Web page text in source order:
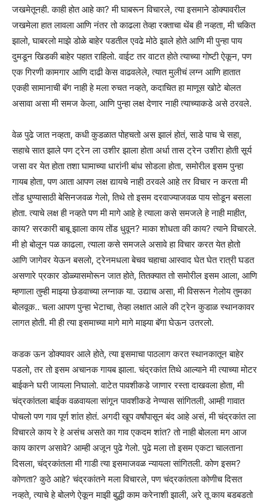
जखमेतूनही. काही होत आहे का? मी घाबरून विचारले, त्या इसमाने डोक्यावरील
जखमेला हात लावला आणि नंतर तो काढला तेव्हा रक्ताचा थेंब ही नव्हता, मी चकित
झालो, घाबरलो माझे डोळे बाहेर पडतील एवढे मोठे झाले होते आणि मी पुन्हा पाय
दुमडून खिडकी बाहेर पहात राहिलो. वाईट तर वाटत होते त्याच्या गोष्टी ऐकून, पण
एक गिरणी कामगार आणि दाढी केस वाढवलेले, त्यात मुलीचं लग्न आणि हातात
एकही सामानाची बॅग नाही हे मला रुचत नव्हते, कदाचित हा माणूस खोटे बोलत
असावा असा मी समज केला, आणि पुन्हा लक्ष देणार नाही त्याच्याकडे असे ठरवले.
वेळ पुढे जात नव्हता, कधी कुडळात पोहचतो अस झालं होतं, साडे पाच चे सहा,
सहाचे सात झाले पण ट्रेन ला उशीर झाला होता अर्धा तास ट्रेन उशीरा होती सूर्य
जसा वर येत होता तशा घामाच्या धारांनी बांध सोडला होता, समोरील इसम पुन्हा
गायब होता, पण आता आपण लक्ष द्यायचे नाही ठरवले आहे तर विचार न करता मी
तोंड धुण्यासाठी बेसिनजवळ गेलो, तिथे तो इसम दरवाज्याजवळ पाय सोडून बसला
होता. त्याचे लक्ष ही नव्हते पण मी मागे आहे हे त्याला कसे समजले हे नाही माहीत,
काय? सरकारी बाबू झाला काय तोंड धुवून? माका शोधता की काय? त्याने विचारले.
मी हो बोलून पळ काढला, त्याला कसे समजले असावे हा विचार करत येत होतो
आणि जागेवर येऊन बसलो, ट्रेनमधला बेचव चहाचा आस्वाद घेत घेत रात्री घडत
असणारे प्रकार डोळ्यासमोरून जात होते, तितक्यात तो समोरील इसम आला, आणि
म्हणाला तुम्ही माझ्या छेडवाच्या लग्नाक या. उद्याच असा, मी विसरून गेलोय तुमका
बोलवूक.. चला आपण पुन्हा भेटाचा, तेव्हा लक्षात आले की ट्रेन कुडाळ स्थानकावर
लागत होती. मी ही त्या इसमाच्या मागे मागे माझ्या बॅगा घेऊन उतरलो.
कडक ऊन डोक्यावर आले होते, त्या इसमाचा पाठलाग करत स्थानकातून बाहेर
पडलो, तर तो इसम अचानक गायब झाला. चंद्रकांत तिथे आल्याने मी त्याच्या मोटर
बाईकने घरी जायला निघालो. वाटेत पावशीकडे जाणार रस्ता दाखवला होता, मी
चंद्रकांतला बाईक वळवायला सांगून पावशीकडे नेण्यास सांगितली, आम्ही गावात
पोचलो पण गाव पूर्ण शांत होतं. अगदी खूप वर्षांपासून बंद आहे असं, मी चंद्रकांत ला
विचारले काय रे हे असंच असते का गाव एकदम शांत? तो नाही बोलला मग आज
काय कारण असावे? आम्ही अजून पुढे गेलो. पुढे मला तो इसम एकटा चालताना
दिसला, चंद्रकांतला मी गाडी त्या इसमाजवळ न्यायला सांगितली. कोण इसम?
कोणता? कुठे आहे? चंद्रकांतने मला विचारले, पण चंद्रकांतला कोणीच दिसत
नव्हते, त्याचे हे बोलणे ऐकून माझी बुद्धी काम करेनाशी झाली, अरे तू काय बडबडतो